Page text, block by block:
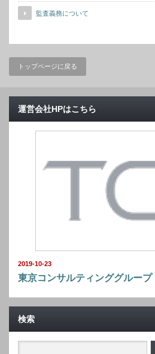
監査義務について
トップページに戻る
運営会社HPはこちら
2019-10-23
東京コンサルティンググループ
検索